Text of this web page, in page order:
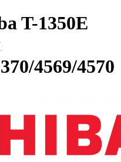
T-1350E
4569/4570